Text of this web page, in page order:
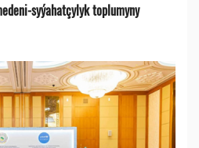
syýahatçylyk toplumyny